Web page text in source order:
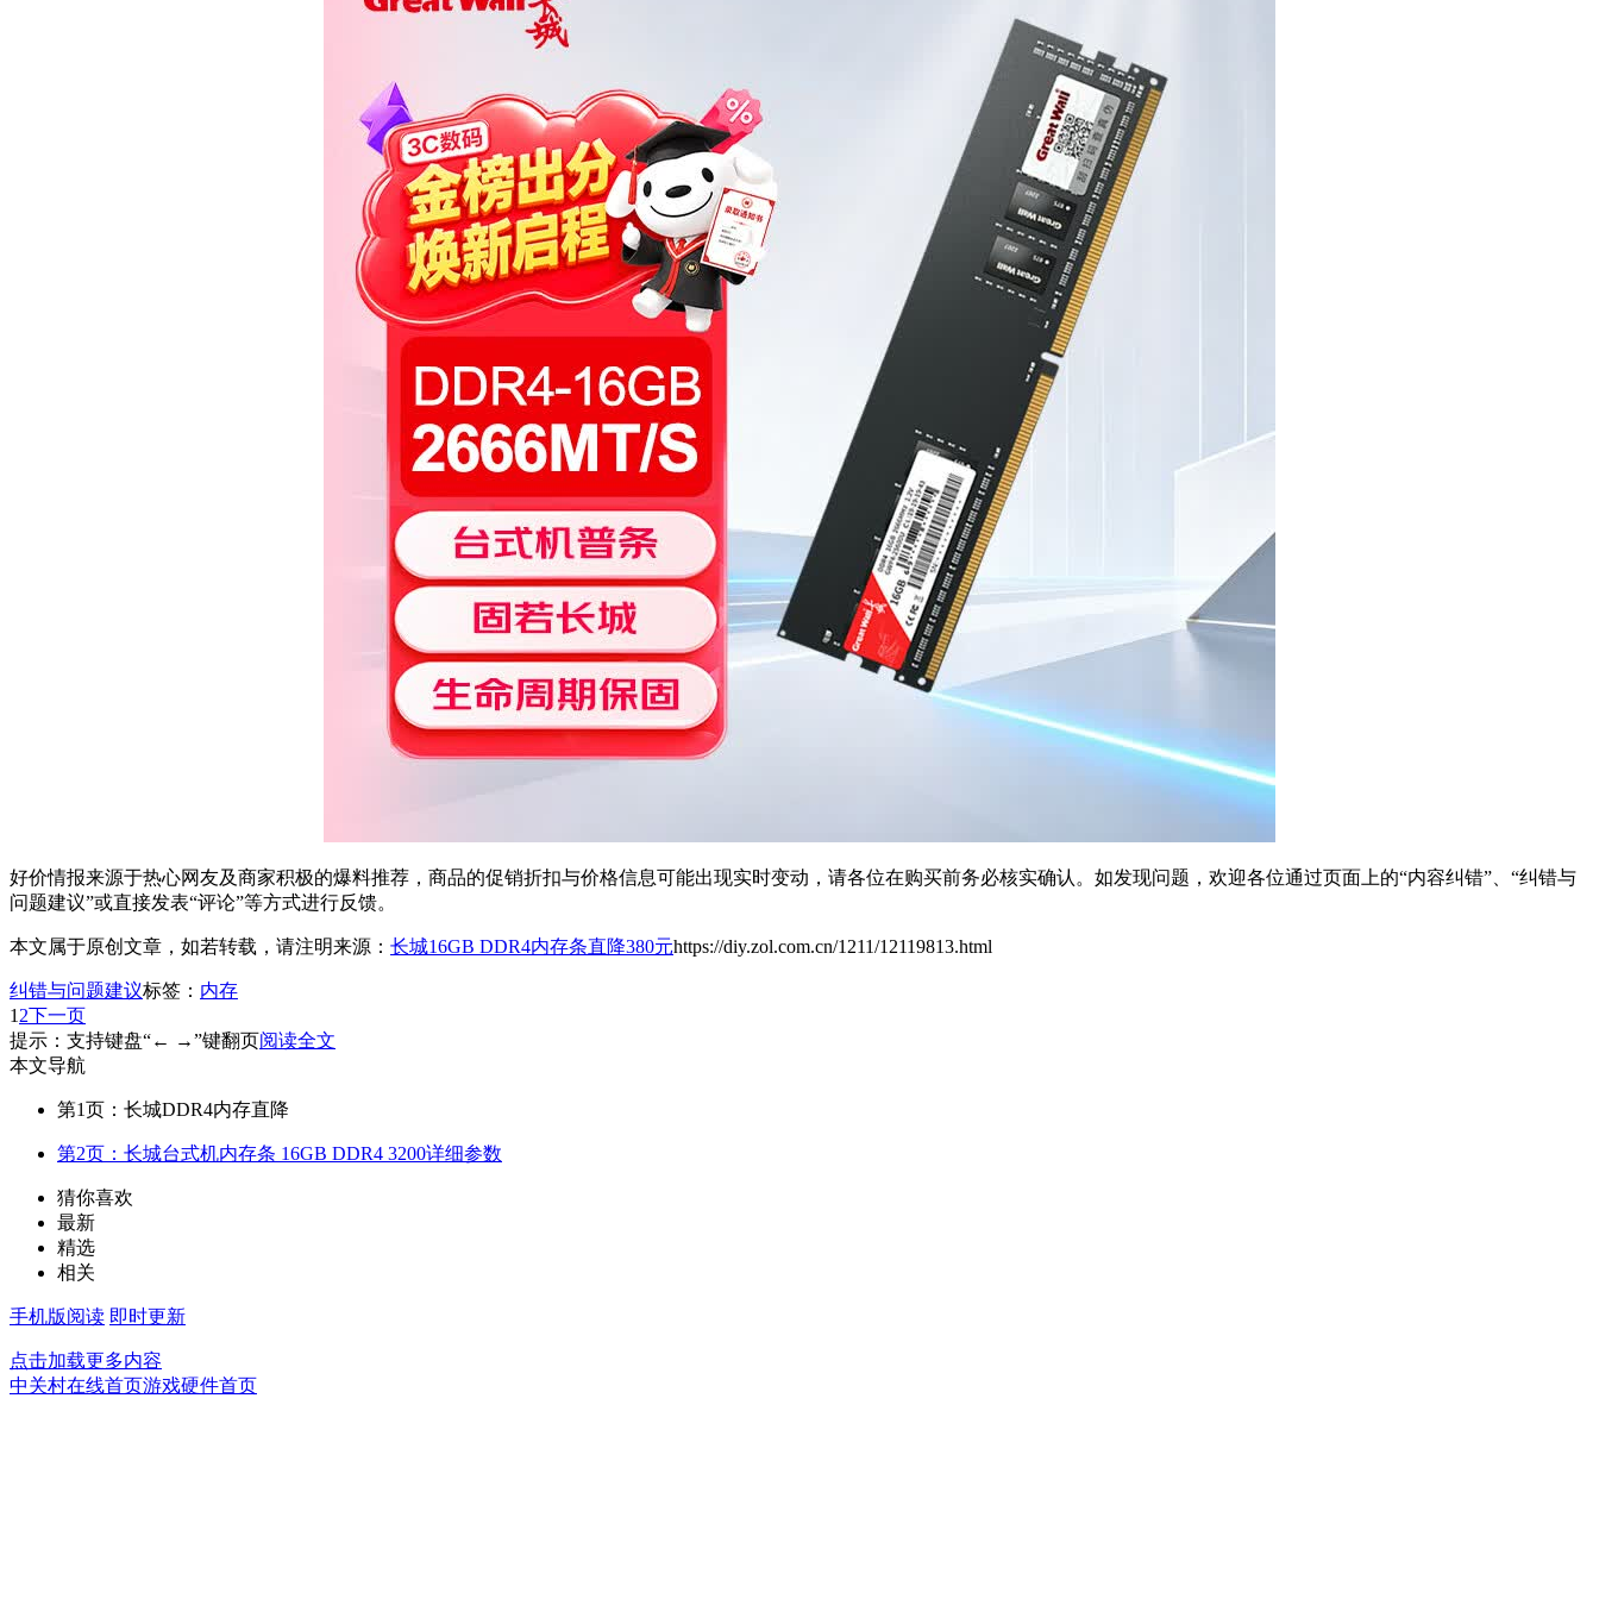
好价情报来源于热心网友及商家积极的爆料推荐，商品的促销折扣与价格信息可能出现实时变动，请各位在购买前务必核实确认。如发现问题，欢迎各位通过页面上的“内容纠错”、“纠错与
问题建议”或直接发表“评论”等方式进行反馈。
本文属于原创文章，如若转载，请注明来源： 长城16GB DDR4内存条直降380元https://diy.zol.com.cn/1211/12119813.html
纠错与问题建议标签： 内存
1 2下一页
提示：支持键盘“← →”键翻页阅读全文
本文导航
第1页：长城DDR4内存直降
第2页：长城台式机内存条 16GB DDR4 3200详细参数
猜你喜欢
最新
精选
相关
手机版阅读 即时更新
点击加载更多内容
中关村在线首页游戏硬件首页